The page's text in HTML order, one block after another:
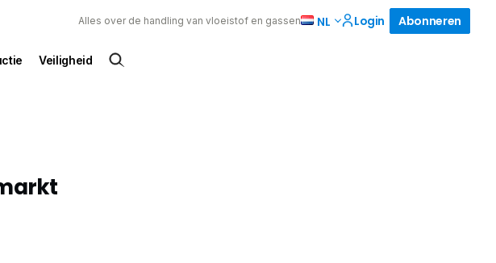
Alles over de handling van vloeistof en gassen NL Login Abonneren
Veiligheid